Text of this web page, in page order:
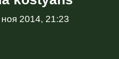
ноя 2014, 21:23